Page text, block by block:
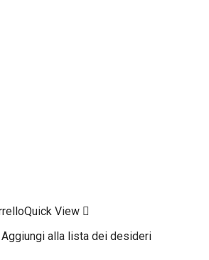
Quick View
Aggiungi alla lista dei desideri